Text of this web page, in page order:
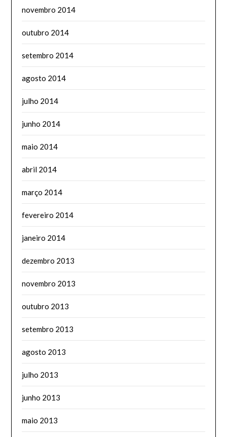
novembro 2014
outubro 2014
setembro 2014
agosto 2014
julho 2014
junho 2014
maio 2014
abril 2014
março 2014
fevereiro 2014
janeiro 2014
dezembro 2013
novembro 2013
outubro 2013
setembro 2013
agosto 2013
julho 2013
junho 2013
maio 2013